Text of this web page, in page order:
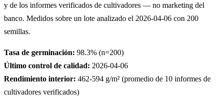
y de los informes verificados de cultivadores — no marketing del
banco. Medidos sobre un lote analizado el 2026-04-06 con 200
semillas.
Tasa de germinación: 98.3% (n=200)
Último control de calidad: 2026-04-06
Rendimiento interior: 462-594 g/m² (promedio de 10 informes de
cultivadores verificados)